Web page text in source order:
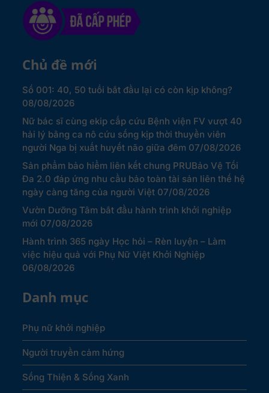
Chủ đề mới
Số 001: 40, 50 tuổi bắt đầu lại có còn kịp không?
08/08/2026
Nữ bác sĩ cùng ekip cấp cứu Bệnh viện FV vượt 40
hải lý bằng ca nô cứu sống kịp thời thuyền viên
người Nga bị xuất huyết não giữa đêm 07/08/2026
Sản phẩm bảo hiểm liên kết chung PRUBảo Vệ Tối
Đa 2.0 đáp ứng nhu cầu bảo toàn tài sản liên thế hệ
ngày càng tăng của người Việt 07/08/2026
Vườn Dưỡng Tâm bắt đầu hành trình khởi nghiệp
mới 07/08/2026
Hành trình 365 ngày Học hỏi – Rèn luyện – Làm
việc hiệu quả với Phụ Nữ Việt Khởi Nghiệp
06/08/2026
Danh mục
Phụ nữ khởi nghiệp
Người truyền cảm hứng
Sống Thiện & Sống Xanh